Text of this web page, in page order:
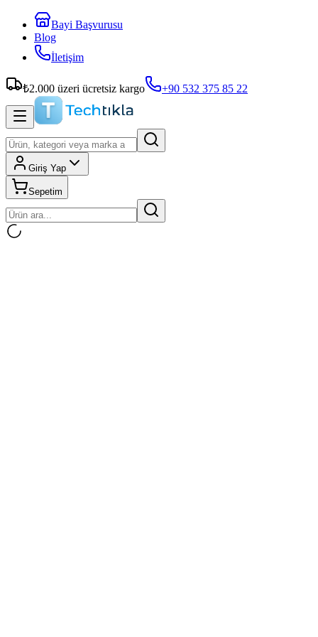
Bayi Başvurusu
Blog
İletişim
₺2.000 üzeri ücretsiz kargo +90 532 375 85 22
Giriş Yap
Sepetim